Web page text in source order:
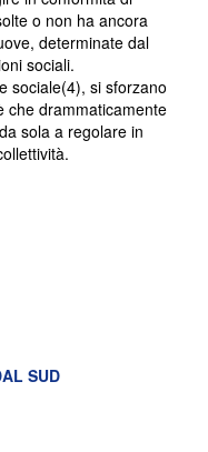
o non ha ancora
determinate dal
sociali.
sociale(4), si sforzano
che drammaticamente
sola a regolare in
SUD